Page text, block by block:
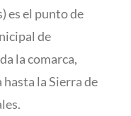
es el punto de
de
la comarca,
la Sierra de